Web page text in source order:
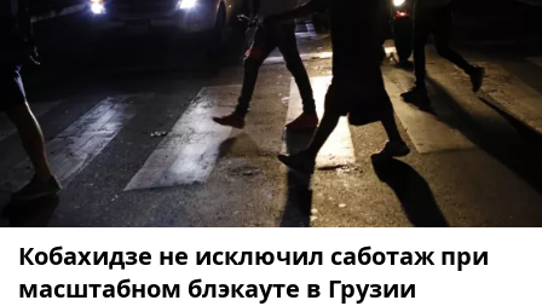
Кобахидзе не исключил саботаж при
масштабном блэкауте в Грузии